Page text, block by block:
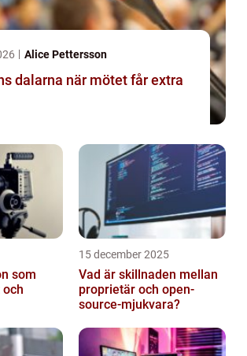
Alice Pettersson
när mötet får extra
som
15 december 2025
Vad är skillnaden mellan
proprietär och open-
source-mjukvara?